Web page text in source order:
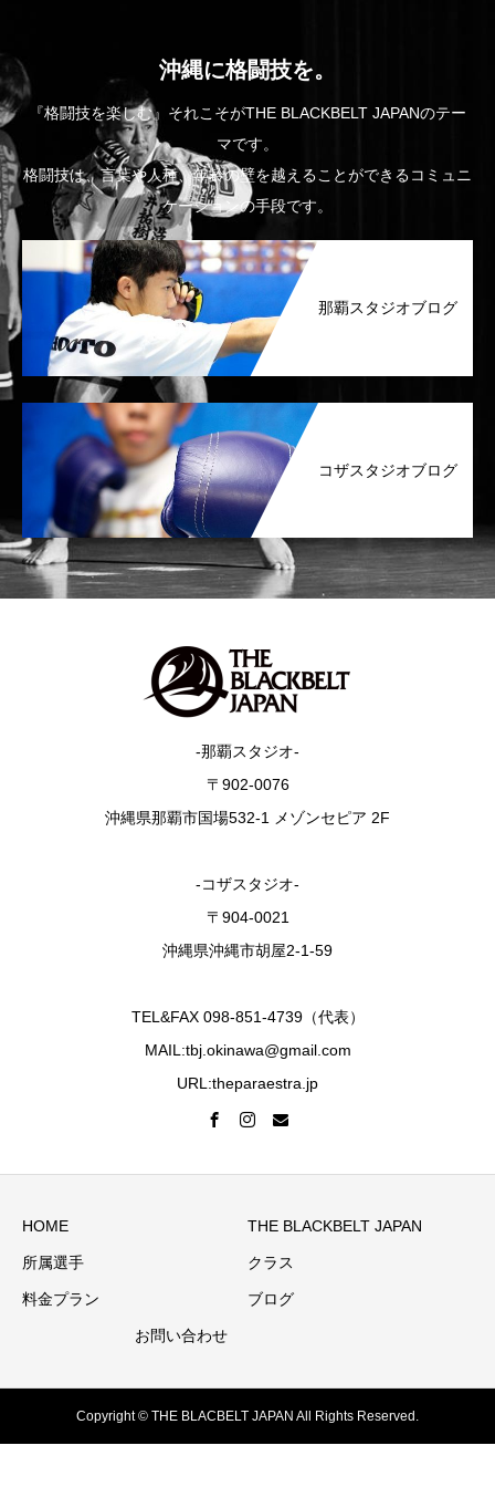
沖縄に格闘技を。
『格闘技を楽しむ』それこそがTHE BLACKBELT JAPANのテー
マです。
格闘技は、言葉や人種、年齢の壁を越えることができるコミュニ
ケーションの手段です。
那覇スタジオブログ
コザスタジオブログ
-那覇スタジオ-
〒902-0076
沖縄県那覇市国場532-1 メゾンセピア 2F
-コザスタジオ-
〒904-0021
沖縄県沖縄市胡屋2-1-59
TEL&FAX 098-851-4739（代表）
MAIL:tbj.okinawa@gmail.com
URL:theparaestra.jp
HOME THE BLACKBELT JAPAN
所属選手 クラス
料金プラン ブログ
お問い合わせ
Copyright © THE BLACBELT JAPAN All Rights Reserved.